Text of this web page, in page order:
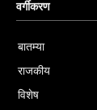
वर्गीकरण
बातम्या
राजकीय
विशेष